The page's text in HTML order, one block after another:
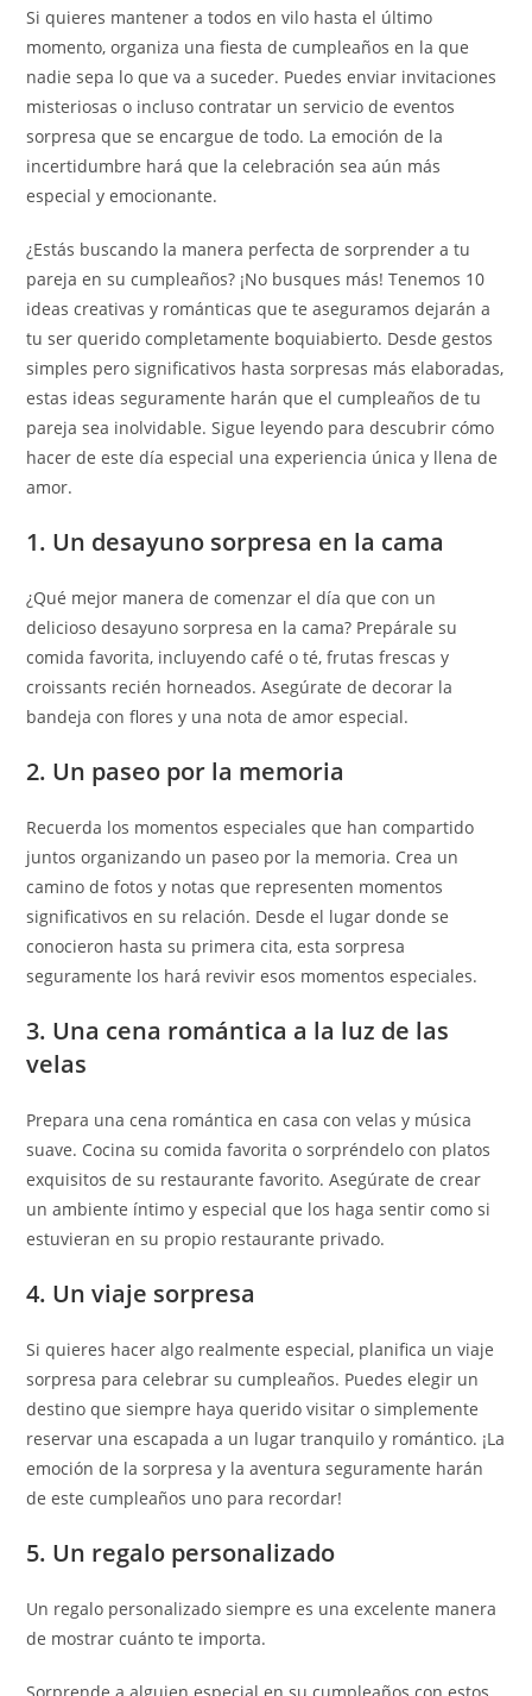
Si quieres mantener a todos en vilo hasta el último
momento, organiza una fiesta de cumpleaños en la que
nadie sepa lo que va a suceder. Puedes enviar invitaciones
misteriosas o incluso contratar un servicio de eventos
sorpresa que se encargue de todo. La emoción de la
incertidumbre hará que la celebración sea aún más
especial y emocionante.
¿Estás buscando la manera perfecta de sorprender a tu
pareja en su cumpleaños? ¡No busques más! Tenemos 10
ideas creativas y románticas que te aseguramos dejarán a
tu ser querido completamente boquiabierto. Desde gestos
simples pero significativos hasta sorpresas más elaboradas,
estas ideas seguramente harán que el cumpleaños de tu
pareja sea inolvidable. Sigue leyendo para descubrir cómo
hacer de este día especial una experiencia única y llena de
amor.
1. Un desayuno sorpresa en la cama
¿Qué mejor manera de comenzar el día que con un
delicioso desayuno sorpresa en la cama? Prepárale su
comida favorita, incluyendo café o té, frutas frescas y
croissants recién horneados. Asegúrate de decorar la
bandeja con flores y una nota de amor especial.
2. Un paseo por la memoria
Recuerda los momentos especiales que han compartido
juntos organizando un paseo por la memoria. Crea un
camino de fotos y notas que representen momentos
significativos en su relación. Desde el lugar donde se
conocieron hasta su primera cita, esta sorpresa
seguramente los hará revivir esos momentos especiales.
3. Una cena romántica a la luz de las
velas
Prepara una cena romántica en casa con velas y música
suave. Cocina su comida favorita o sorpréndelo con platos
exquisitos de su restaurante favorito. Asegúrate de crear
un ambiente íntimo y especial que los haga sentir como si
estuvieran en su propio restaurante privado.
4. Un viaje sorpresa
Si quieres hacer algo realmente especial, planifica un viaje
sorpresa para celebrar su cumpleaños. Puedes elegir un
destino que siempre haya querido visitar o simplemente
reservar una escapada a un lugar tranquilo y romántico. ¡La
emoción de la sorpresa y la aventura seguramente harán
de este cumpleaños uno para recordar!
5. Un regalo personalizado
Un regalo personalizado siempre es una excelente manera
de mostrar cuánto te importa.